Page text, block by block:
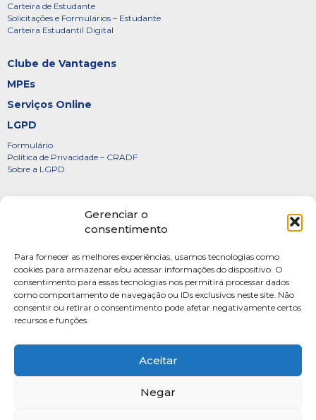
Gerenciar o
consentimento
Para fornecer as melhores experiências, usamos tecnologias como
cookies para armazenar e/ou acessar informações do dispositivo. O
consentimento para essas tecnologias nos permitirá processar dados
como comportamento de navegação ou IDs exclusivos neste site. Não
consentir ou retirar o consentimento pode afetar negativamente certos
recursos e funções.
Aceitar
Negar
Carteira de Estudante
Solicitações e Formulários – Estudante
Carteira Estudantil Digital
Clube de Vantagens
MPEs
Serviços Online
LGPD
Formulário
Política de Privacidade – CRADF
Sobre a LGPD
Diretoria
FOTOS
Webmail
Artigos
Escritores do Sistema